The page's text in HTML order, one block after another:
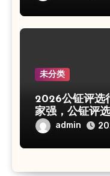
未分类
2026公钲评选
家强，公钲评
admin